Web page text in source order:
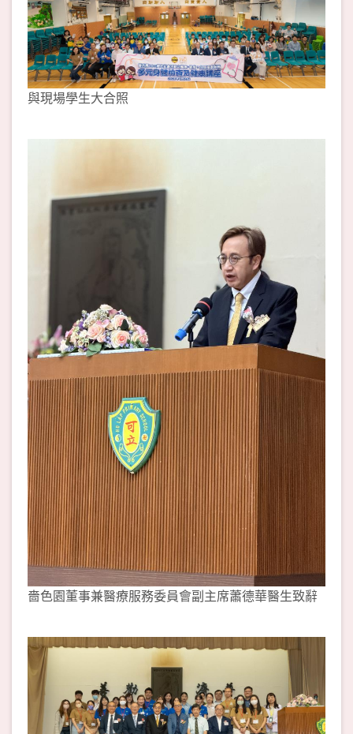
與現場學生大合照
嗇色園董事兼醫療服務委員會副主席蕭德華醫生致辭